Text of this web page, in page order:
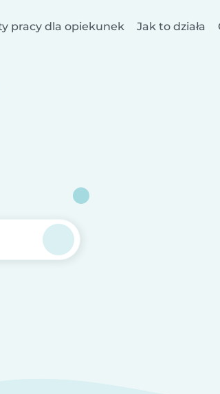
pracy dla opiekunek Jak to działa